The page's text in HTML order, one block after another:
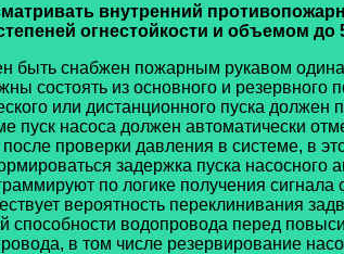
внутренний
огнестойкости и объемом до
быть снабжен пожарным рукавом
состоять из основного и
или дистанционного пуска
пуск насоса должен автоматически
после проверки давления в системе, в
задержка пуска насосного
по логике получения
вероятность переклинивания
способности водопровода перед
в том числе резервирование